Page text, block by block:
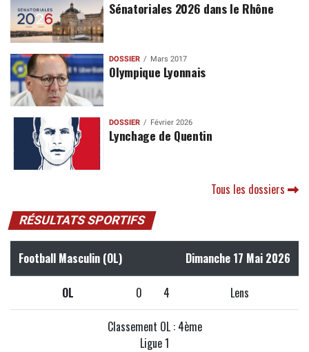
Sénatoriales 2026 dans le Rhône
DOSSIER Mars 2017
Olympique Lyonnais
DOSSIER Février 2026
Lynchage de Quentin
Tous les dossiers
RÉSULTATS SPORTIFS
Football Masculin (OL) Dimanche 17 Mai 2026
OL 0 4 Lens
Classement OL : 4ème
Ligue 1